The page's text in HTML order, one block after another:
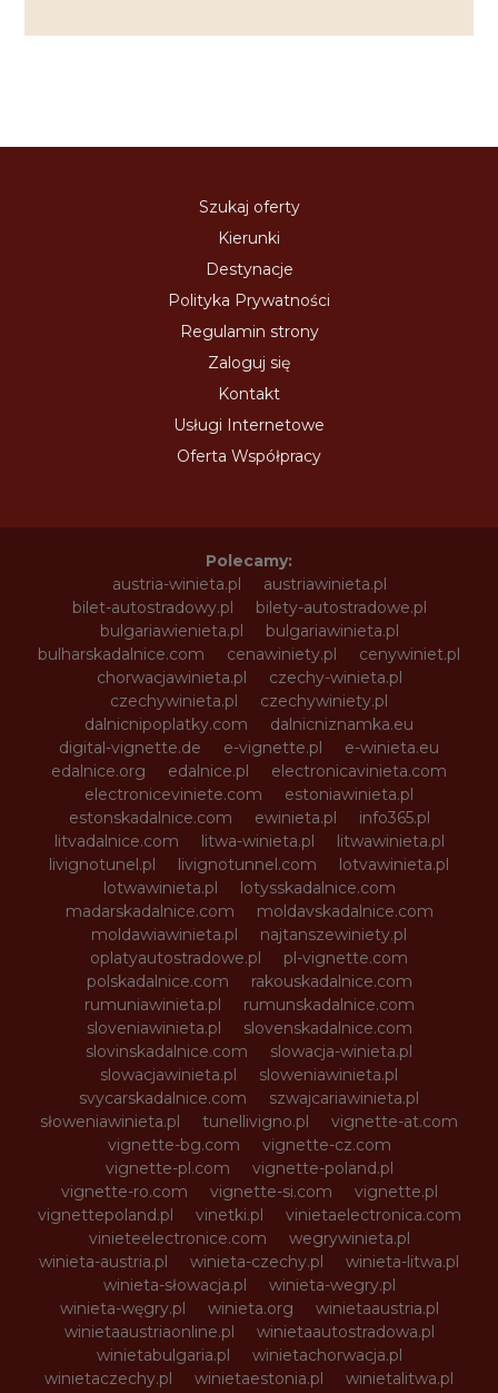
Szukaj oferty
Kierunki
Destynacje
Polityka Prywatności
Regulamin strony
Zaloguj się
Kontakt
Usługi Internetowe
Oferta Współpracy
Polecamy:
austria-winieta.pl
austriawinieta.pl
bilet-autostradowy.pl
bilety-autostradowe.pl
bulgariawienieta.pl
bulgariawinieta.pl
bulharskadalnice.com
cenawiniety.pl
cenywiniet.pl
chorwacjawinieta.pl
czechy-winieta.pl
czechywinieta.pl
czechywiniety.pl
dalnicnipoplatky.com
dalnicniznamka.eu
digital-vignette.de
e-vignette.pl
e-winieta.eu
edalnice.org
edalnice.pl
electronicavinieta.com
electroniceviniete.com
estoniawinieta.pl
estonskadalnice.com
ewinieta.pl
info365.pl
litvadalnice.com
litwa-winieta.pl
litwawinieta.pl
livignotunel.pl
livignotunnel.com
lotvawinieta.pl
lotwawinieta.pl
lotysskadalnice.com
madarskadalnice.com
moldavskadalnice.com
moldawiawinieta.pl
najtanszewiniety.pl
oplatyautostradowe.pl
pl-vignette.com
polskadalnice.com
rakouskadalnice.com
rumuniawinieta.pl
rumunskadalnice.com
sloveniawinieta.pl
slovenskadalnice.com
slovinskadalnice.com
slowacja-winieta.pl
slowacjawinieta.pl
sloweniawinieta.pl
svycarskadalnice.com
szwajcariawinieta.pl
słoweniawinieta.pl
tunellivigno.pl
vignette-at.com
vignette-bg.com
vignette-cz.com
vignette-pl.com
vignette-poland.pl
vignette-ro.com
vignette-si.com
vignette.pl
vignettepoland.pl
vinetki.pl
vinietaelectronica.com
vinieteelectronice.com
wegrywinieta.pl
winieta-austria.pl
winieta-czechy.pl
winieta-litwa.pl
winieta-słowacja.pl
winieta-wegry.pl
winieta-węgry.pl
winieta.org
winietaaustria.pl
winietaaustriaonline.pl
winietaautostradowa.pl
winietabulgaria.pl
winietachorwacja.pl
winietaczechy.pl
winietaestonia.pl
winietalitwa.pl